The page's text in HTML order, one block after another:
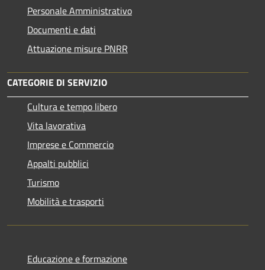
Personale Amministrativo
Documenti e dati
Attuazione misure PNRR
CATEGORIE DI SERVIZIO
Cultura e tempo libero
Vita lavorativa
Imprese e Commercio
Appalti pubblici
Turismo
Mobilità e trasporti
Educazione e formazione